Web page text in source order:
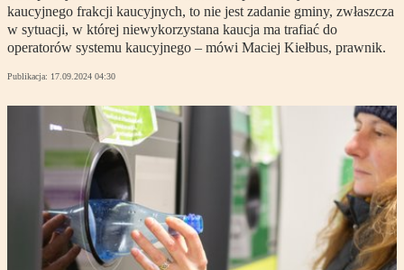
kaucyjnego frakcji kaucyjnych, to nie jest zadanie gminy, zwłaszcza
w sytuacji, w której niewykorzystana kaucja ma trafiać do
operatorów systemu kaucyjnego – mówi Maciej Kiełbus, prawnik.
Publikacja: 17.09.2024 04:30